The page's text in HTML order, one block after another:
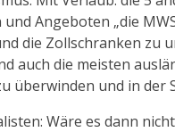
Angeboten „die
die Zollschranken zu
auch die meisten
überwinden und in der
Wäre es dann